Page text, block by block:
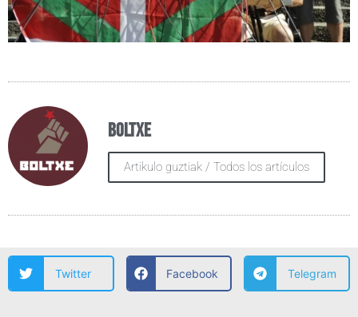
Boltxe
Artikulo guztiak / Todos los artículos
Twitter Facebook Telegram